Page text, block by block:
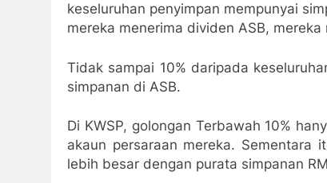
keseluruhan penyimpan mempunyai
mereka menerima dividen ASB,
Tidak sampai 10% daripada
simpanan di ASB.
Di KWSP, golongan Terbawah 10%
akaun persaraan mereka. Sementara
lebih besar dengan purata simpanan